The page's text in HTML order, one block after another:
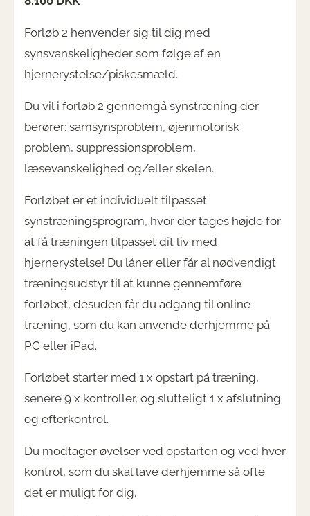
Forløb 2 henvender sig til dig med
synsvanskeligheder som følge af en
hjernerystelse/piskesmæld.
Du vil i forløb 2 gennemgå synstræning der
berører: samsynsproblem, øjenmotorisk
problem, suppressionsproblem,
læsevanskelighed og/eller skelen.
Forløbet er et individuelt tilpasset
synstræningsprogram, hvor der tages højde for
at få træningen tilpasset dit liv med
hjernerystelse! Du låner eller får al nødvendigt
træningsudstyr til at kunne gennemføre
forløbet, desuden får du adgang til online
træning, som du kan anvende derhjemme på
PC eller iPad.
Forløbet starter med 1 x opstart på træning,
senere 9 x kontroller, og slutteligt 1 x afslutning
og efterkontrol.
Du modtager øvelser ved opstarten og ved hver
kontrol, som du skal lave derhjemme så ofte
det er muligt for dig.